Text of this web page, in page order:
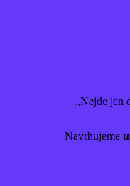
„Nejde jen
Navrhujeme